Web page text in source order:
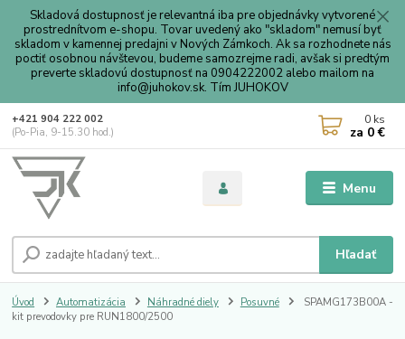
Skladová dostupnosť je relevantná iba pre objednávky vytvorené
prostrednítvom e-shopu. Tovar uvedený ako "skladom" nemusí byť
skladom v kamennej predajni v Nových Zámkoch. Ak sa rozhodnete nás
poctiť osobnou návštevou, budeme samozrejme radi, avšak si predtým
preverte skladovú dostupnosť na 0904222002 alebo mailom na
info@juhokov.sk. Tím JUHOKOV
Menu
Hľadať
+421 904 222 002
(Po-Pia, 9-15.30 hod.)
0 ks
za 0 €
Úvod Automatizácia Náhradné diely Posuvné
SPAMG173B00A -
kit prevodovky pre RUN1800/2500